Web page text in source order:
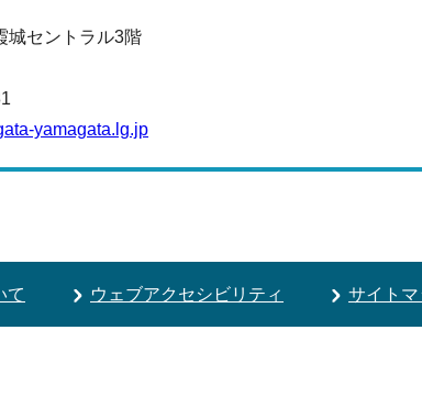
城セントラル3階
yamagata.lg.jp
て ウェブアクセシビリティ サイト